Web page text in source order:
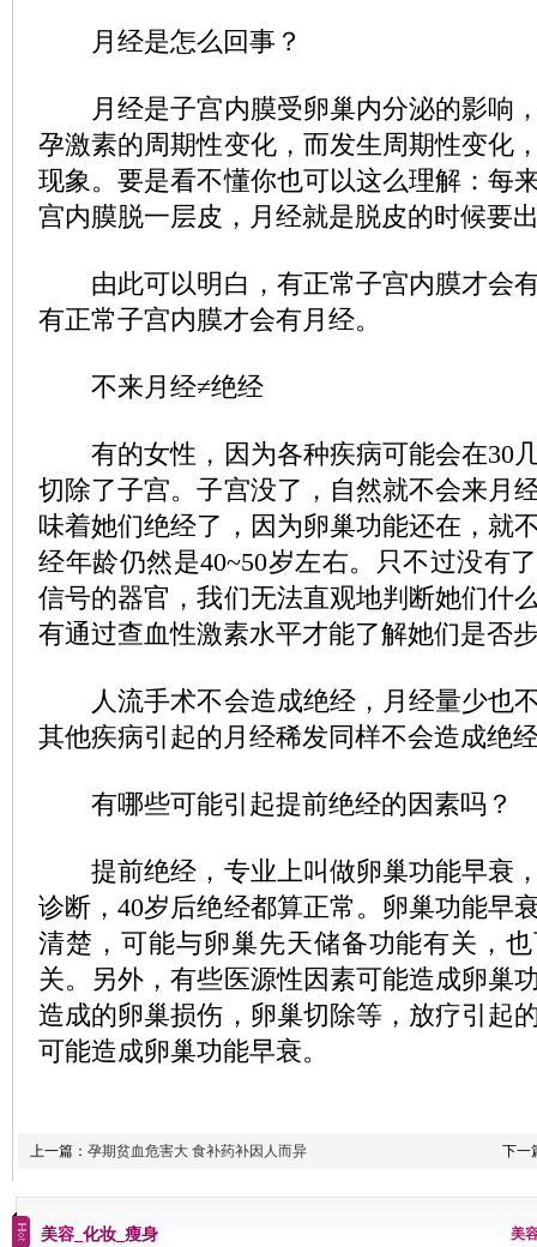
月经是怎么回事？
月经是子宫内膜受卵巢内分泌的影响
孕激素的周期性变化，而发生周期性变化
现象。要是看不懂你也可以这么理解：每
宫内膜脱一层皮，月经就是脱皮的时候要
由此可以明白，有正常子宫内膜才会
有正常子宫内膜才会有月经。
不来月经≠绝经
有的女性，因为各种疾病可能会在30
切除了子宫。子宫没了，自然就不会来月
味着她们绝经了，因为卵巢功能还在，就
经年龄仍然是40~50岁左右。只不过没有
信号的器官，我们无法直观地判断她们什
有通过查血性激素水平才能了解她们是否
人流手术不会造成绝经，月经量少也
其他疾病引起的月经稀发同样不会造成绝
有哪些可能引起提前绝经的因素吗？
提前绝经，专业上叫做卵巢功能早衰
诊断，40岁后绝经都算正常。卵巢功能早
清楚，可能与卵巢先天储备功能有关，
关。另外，有些医源性因素可能造成卵巢
造成的卵巢损伤，卵巢切除等，放疗引起
可能造成卵巢功能早衰。
上一篇： 孕期贫血危害大 食补药补因人而异 下一
美容_化妆_瘦身 美